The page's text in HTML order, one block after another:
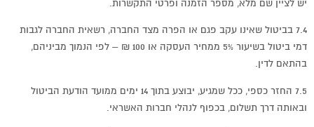
יש לציין שם מלא, מספר הזמנה ופרטי התקשרות.
7.4 בביטול שאינו עקב פגם או הפרה מצד החברה, רשאית החברה לגבות
דמי ביטול בשיעור 5% ממחיר העסקה או 100 ₪ – לפי הנמוך מביניהם,
בהתאם לדין.
7.5 החזר כספי, ככל שמגיע, יבוצע בתוך 14 ימים ממועד הודעת הביטול
ובאותה דרך תשלום, בכפוף לנהלי חברות האשראי.